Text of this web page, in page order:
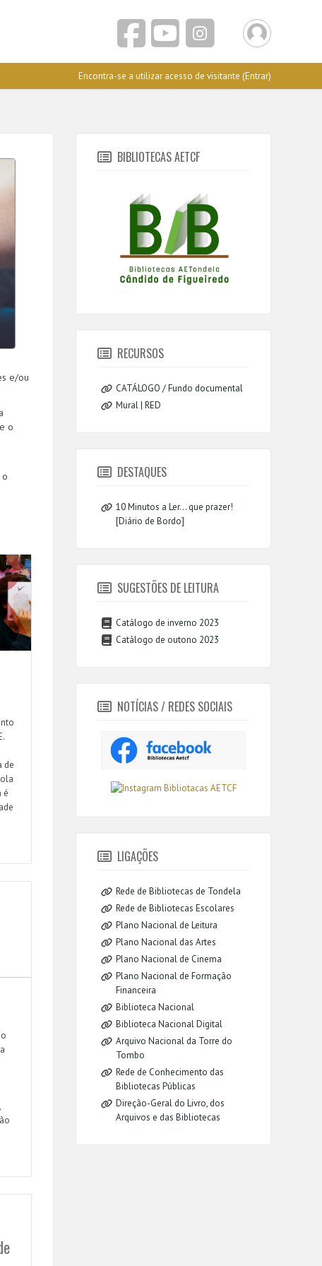
Encontra-se a utilizar acesso de visitante (Entrar)
e/ou
o
de
é
BIBLIOTECAS AETCF
RECURSOS
CATÁLOGO / Fundo documental
Mural | RED
DESTAQUES
10 Minutos a Ler... que prazer!
[Diário de Bordo]
SUGESTÕES DE LEITURA
Catálogo de inverno 2023
Catálogo de outono 2023
NOTÍCIAS / REDES SOCIAIS
LIGAÇÕES
Rede de Bibliotecas de Tondela
Rede de Bibliotecas Escolares
Plano Nacional de Leitura
Plano Nacional das Artes
Plano Nacional de Cinema
Plano Nacional de Formação
Financeira
Biblioteca Nacional
Biblioteca Nacional Digital
Arquivo Nacional da Torre do
Tombo
Rede de Conhecimento das
Bibliotecas Públicas
Direção-Geral do Livro, dos
Arquivos e das Bibliotecas